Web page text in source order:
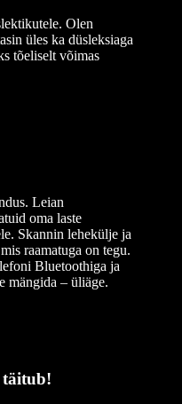
Olen
üles ka düsleksiaga
tõeliselt võimas
Leian
oma laste
Skannin lehekülje ja
raamatuga on tegu.
Bluetoothiga ja
mängida – üliäge.
täitub!